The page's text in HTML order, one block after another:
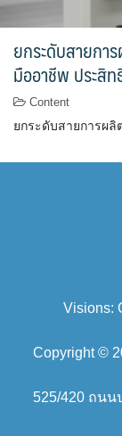
ยกระดับสายกา
มืออาชีพ ประสิ
Content
ยกระดับสายการผลิ
Visions:
Copyright ©
525/420 ถน